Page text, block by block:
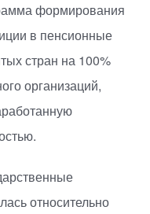
формирования
в пенсионные
стран на 100%
организаций,
относительно